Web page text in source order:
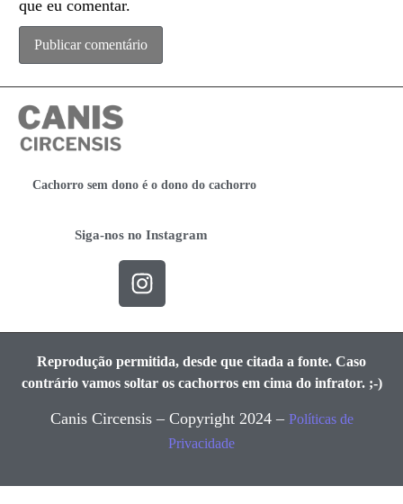
que eu comentar.
Cachorro sem dono é o dono do cachorro
Siga-nos no Instagram
Reprodução permitida, desde que citada a fonte. Caso
contrário vamos soltar os cachorros em cima do infrator. ;-)
Canis Circensis – Copyright 2024 – Políticas de
Privacidade